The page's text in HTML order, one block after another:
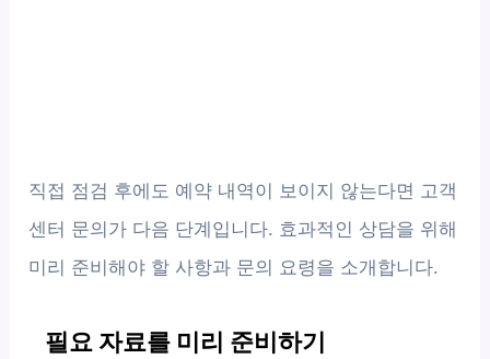
직접 점검 후에도 예약 내역이 보이지 않는다면 고객
센터 문의가 다음 단계입니다. 효과적인 상담을 위해
미리 준비해야 할 사항과 문의 요령을 소개합니다.
필요 자료를 미리 준비하기